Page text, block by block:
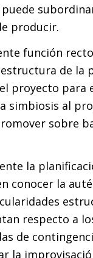
producir.
función
de la
proyecto para
simbiosis al
sobre
la
conocer la
respecto a
de
la